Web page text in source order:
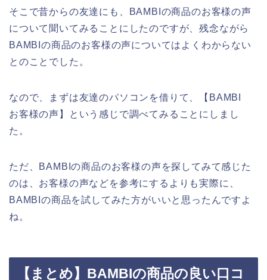
そこで昔からの友達にも、BAMBIの商品のお客様の声
について聞いてみることにしたのですが、残念ながら
BAMBIの商品のお客様の声についてはよくわからない
とのことでした。
なので、まずは友達のパソコンを借りて、【BAMBI
お客様の声】という感じで調べてみることにしまし
た。
ただ、BAMBIの商品のお客様の声を探してみて感じた
のは、お客様の声などを参考にするよりも実際に、
BAMBIの商品を試してみた方がいいと思ったんですよ
ね。
【まとめ】BAMBIの商品の良い口コ